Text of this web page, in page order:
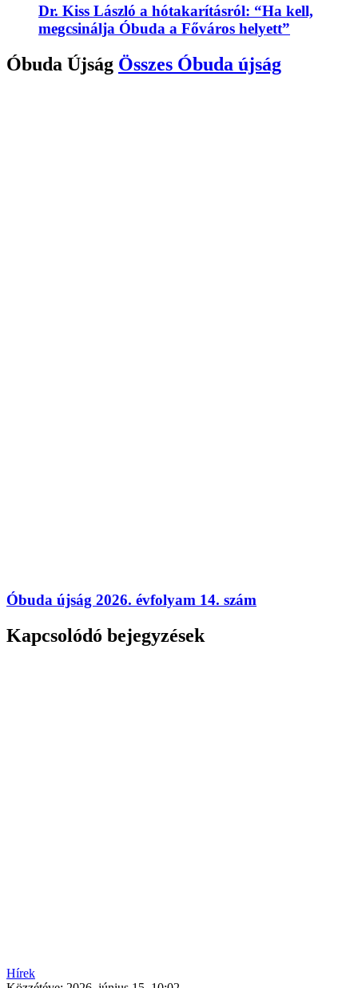
Dr. Kiss László a hótakarításról: “Ha kell,
megcsinálja Óbuda a Főváros helyett”
Óbuda Újság Összes Óbuda újság
Óbuda újság 2026. évfolyam 14. szám
Kapcsolódó bejegyzések
Hírek